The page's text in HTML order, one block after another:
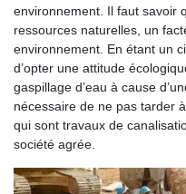
environnement. Il faut savoir
ressources naturelles, un
environnement. En étant un
d’opter une attitude
gaspillage d’eau à cause
nécessaire de ne pas tarder
qui sont travaux de
société agrée.